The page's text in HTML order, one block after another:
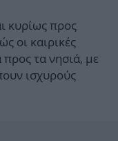
κυρίως προς
οι καιρικές
προς τα νησιά, με
ισχυρούς